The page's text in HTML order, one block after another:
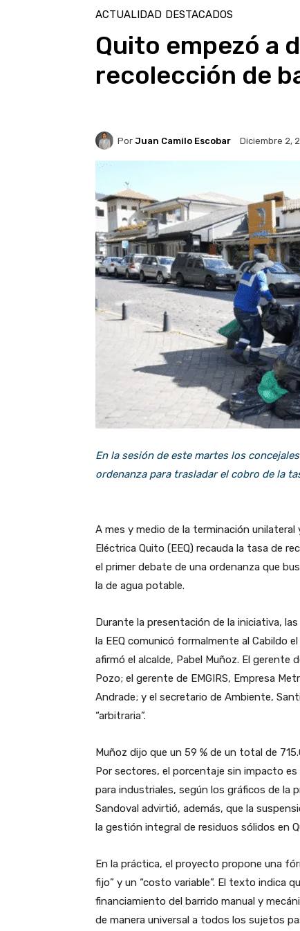
ACTUALIDAD DESTACADOS
Quito empezó a
recolección de
Por Juan Camilo Escobar Diciembre 2,
En la sesión de este martes los
ordenanza para trasladar el cobro de la
A mes y medio de la terminación
Eléctrica Quito (EEQ) recauda la tasa de
el primer debate de una ordenanza que
la de agua potable.
Durante la presentación de la iniciativa,
la EEQ comunicó formalmente al Cabildo
afirmó el alcalde, Pabel Muñoz. El gerente
Pozo; el gerente de EMGIRS, Empresa
Andrade; y el secretario de Ambiente,
“arbitraria”.
Muñoz dijo que un 59 % de un total de
Por sectores, el porcentaje sin impacto es
para industriales, según los gráficos de la
Sandoval advirtió, además, que la
la gestión integral de residuos sólidos en
En la práctica, el proyecto propone una
fijo” y un “costo variable”. El texto indica
financiamiento del barrido manual y
de manera universal a todos los sujetos